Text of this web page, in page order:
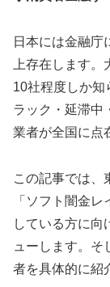
日本には金融庁
上存在します
10社程度しか知
ラック・延滞中
業者が全国に点
この記事では、
「ソフト闇金
している方に向
ューします。そ
者を具体的に紹